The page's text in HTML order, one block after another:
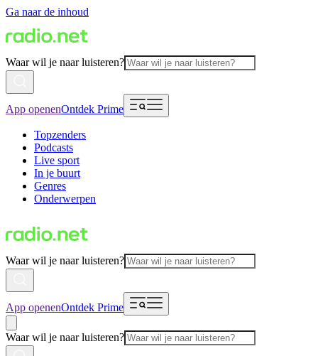
Ga naar de inhoud
Waar wil je naar luisteren?
App openenOntdek Prime
Topzenders
Podcasts
Live sport
In je buurt
Genres
Onderwerpen
Waar wil je naar luisteren?
App openenOntdek Prime
Waar wil je naar luisteren?